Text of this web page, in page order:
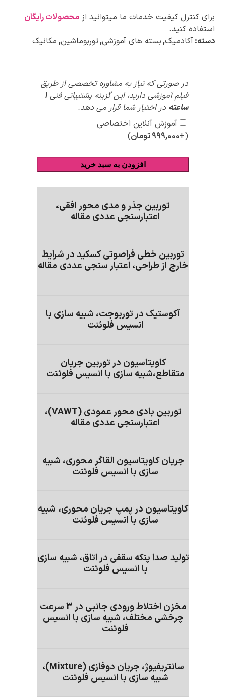
برای کنترل کیفیت خدمات ما میتوانید ازمحصولات رایگان
استفاده کنید.
دسته:آکادمیک,بسته های آموزشی,توربوماشین,مکانیک
سانتریفیوژ، جریان دوفازی (Mixture)،
شبیه سازی با انسیس فلوئنت
مخزن اختلاط ورودی جانبی در 3 سرعت
چرخشی مختلف، شبیه سازی با انسیس
فلوئنت
تولید صدا پنکه سقفی در اتاق، شبیه سازی
با انسیس فلوئنت
کاویتاسیون در پمپ جریان محوری، شبیه
سازی با انسیس فلوئنت
جریان کاویتاسیون القاگر محوری، شبیه
سازی با انسیس فلوئنت
توربین بادی محور عمودی (VAWT)،
اعتبارسنجی عددی مقاله
کاویتاسیون در توربین جریان
متقاطع،شبیه سازی با انسیس فلوئنت
آکوستیک در توربوجت، شبیه سازی با
انسیس فلوئنت
توربین خطی فراصوتی کسکید در شرایط
خارج از طراحی، اعتبار سنجی عددی مقاله
توربین جذر و مدی محور افقی،
اعتبارسنجی عددی مقاله
پیشنهادات
ویژه
در صورتی که نیاز به مشاوره تخصصی از طریق
فیلم آموزشی دارید، این گزینه پشتیبانی فنی 1
ساعته در اختیار شما قرار می دهد.
آموزش آنلاین اختصاصی
(+۹۹۹,۰۰۰تومان)
افزودن به سبد خرید